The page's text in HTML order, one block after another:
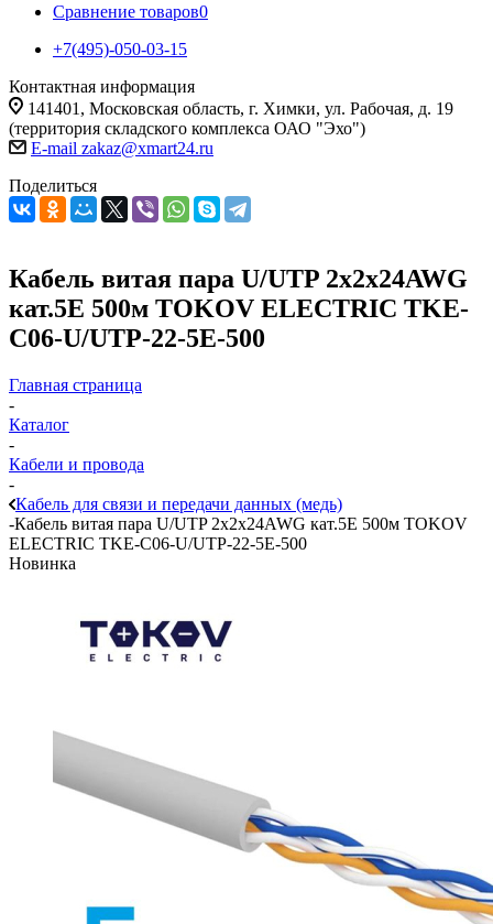
Сравнение товаров0
+7(495)-050-03-15
Контактная информация
141401, Московская область, г. Химки, ул. Рабочая, д. 19
(территория складского комплекса ОАО "Эхо")
E-mail zakaz@xmart24.ru
Поделиться
Кабель витая пара U/UTP 2х2х24AWG
кат.5E 500м TOKOV ELECTRIC TKE-
C06-U/UTP-22-5E-500
Главная страница
-
Каталог
-
Кабели и провода
-
Кабель для связи и передачи данных (медь)
-Кабель витая пара U/UTP 2х2х24AWG кат.5E 500м TOKOV
ELECTRIC TKE-C06-U/UTP-22-5E-500
Новинка